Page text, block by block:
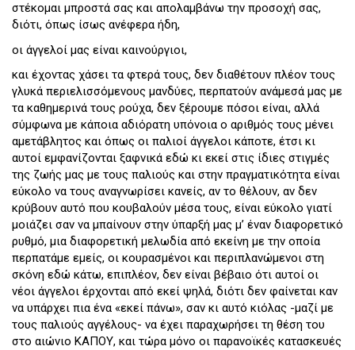
στέκομαι μπροστά σας και απολαμβάνω την προσοχή σας,
διότι, όπως ίσως ανέφερα ήδη,
οι άγγελοί μας είναι καινούργιοι,
και έχοντας χάσει τα φτερά τους, δεν διαθέτουν πλέον τους
γλυκά περιελισσόμενους μανδύες, περπατούν ανάμεσά μας με
τα καθημερινά τους ρούχα, δεν ξέρουμε πόσοι είναι, αλλά
σύμφωνα με κάποια αδιόρατη υπόνοια ο αριθμός τους μένει
αμετάβλητος και όπως οι παλιοί άγγελοι κάποτε, έτσι κι
αυτοί εμφανίζονται ξαφνικά εδώ κι εκεί στις ίδιες στιγμές
της ζωής μας με τους παλιούς και στην πραγματικότητα είναι
εύκολο να τους αναγνωρίσει κανείς, αν το θέλουν, αν δεν
κρύβουν αυτό που κουβαλούν μέσα τους, είναι εύκολο γιατί
μοιάζει σαν να μπαίνουν στην ύπαρξή μας μ’ έναν διαφορετικό
ρυθμό, μια διαφορετική μελωδία από εκείνη με την οποία
περπατάμε εμείς, οι κουρασμένοι και περιπλανώμενοι στη
σκόνη εδώ κάτω, επιπλέον, δεν είναι βέβαιο ότι αυτοί οι
νέοι άγγελοι έρχονται από εκεί ψηλά, διότι δεν φαίνεται καν
να υπάρχει πια ένα «εκεί πάνω», σαν κι αυτό κιόλας -μαζί με
τους παλιούς αγγέλους- να έχει παραχωρήσει τη θέση του
στο αιώνιο ΚΑΠΟΥ, και τώρα μόνο οι παρανοϊκές κατασκευές